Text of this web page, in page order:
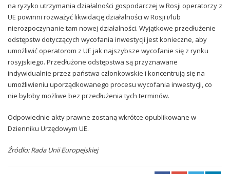
na ryzyko utrzymania działalności gospodarczej w Rosji operatorzy z
UE powinni rozważyć likwidację działalności w Rosji i/lub
nierozpoczynanie tam nowej działalności. Wyjątkowe przedłużenie
odstępstw dotyczących wycofania inwestycji jest konieczne, aby
umożliwić operatorom z UE jak najszybsze wycofanie się z rynku
rosyjskiego. Przedłużone odstępstwa są przyznawane
indywidualnie przez państwa członkowskie i koncentrują się na
umożliwieniu uporządkowanego procesu wycofania inwestycji, co
nie byłoby możliwe bez przedłużenia tych terminów.
Odpowiednie akty prawne zostaną wkrótce opublikowane w
Dzienniku Urzędowym UE.
Źródło:Rada Unii Europejskiej